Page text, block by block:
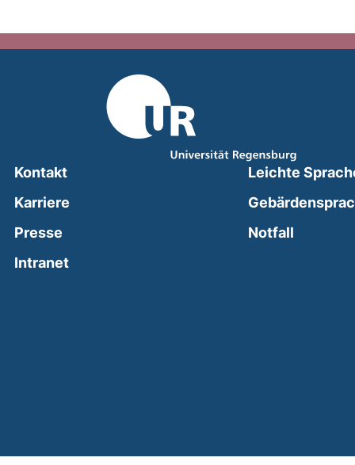
Kontakt
Karriere
Presse
Intranet(external link, opens in a new window)
Leichte
Notfall